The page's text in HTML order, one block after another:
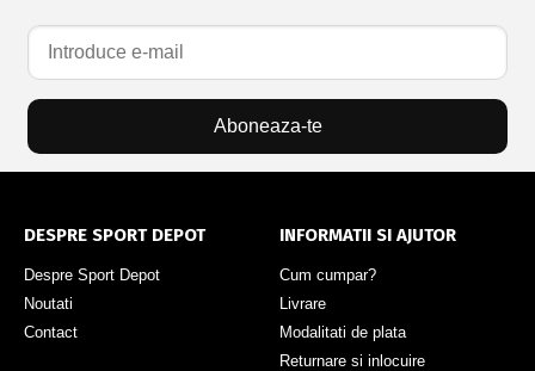
Aboneaza-te
DESPRE SPORT DEPOT
Despre Sport Depot
Noutati
Contact
INFORMATII SI AJUTOR
Cum cumpar?
Livrare
Modalitati de plata
Returnare si inlocuire